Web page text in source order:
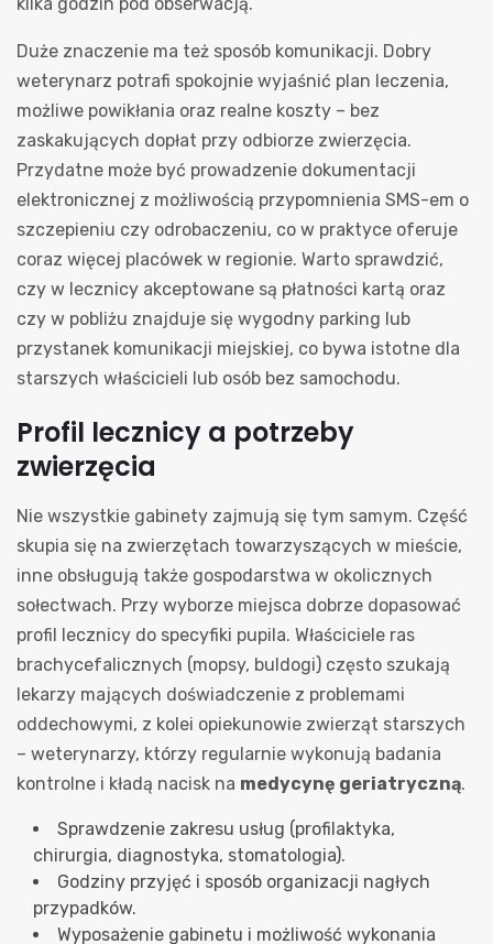
Duże znaczenie ma też sposób komunikacji. Dobry
weterynarz potrafi spokojnie wyjaśnić plan leczenia,
możliwe powikłania oraz realne koszty – bez
zaskakujących dopłat przy odbiorze zwierzęcia.
Przydatne może być prowadzenie dokumentacji
elektronicznej z możliwością przypomnienia SMS-em o
szczepieniu czy odrobaczeniu, co w praktyce oferuje
coraz więcej placówek w regionie. Warto sprawdzić,
czy w lecznicy akceptowane są płatności kartą oraz
czy w pobliżu znajduje się wygodny parking lub
przystanek komunikacji miejskiej, co bywa istotne dla
starszych właścicieli lub osób bez samochodu.
Profil lecznicy a potrzeby
zwierzęcia
Nie wszystkie gabinety zajmują się tym samym. Część
skupia się na zwierzętach towarzyszących w mieście,
inne obsługują także gospodarstwa w okolicznych
sołectwach. Przy wyborze miejsca dobrze dopasować
profil lecznicy do specyfiki pupila. Właściciele ras
brachycefalicznych (mopsy, buldogi) często szukają
lekarzy mających doświadczenie z problemami
oddechowymi, z kolei opiekunowie zwierząt starszych
– weterynarzy, którzy regularnie wykonują badania
kontrolne i kładą nacisk na medycynę geriatryczną.
Sprawdzenie zakresu usług (profilaktyka,
chirurgia, diagnostyka, stomatologia).
Godziny przyjęć i sposób organizacji nagłych
przypadków.
Wyposażenie gabinetu i możliwość wykonania